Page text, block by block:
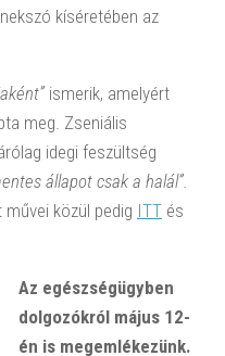
kíséretében az
ismerik, amelyért
meg. Zseniális
idegi feszültség
állapot csak a halál”.
művei közül pedig ITT és
Az egészségügyben
dolgozókról május 12-
én is megemlékezünk.